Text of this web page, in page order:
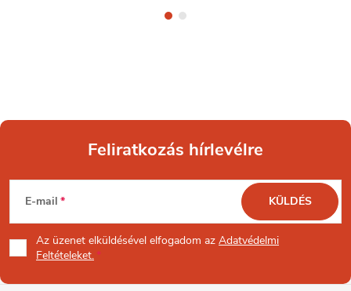
L
á
b
Feliratkozás hírlevélre
E-mail
Az üzenet elküldésével elfogadom az Adatvédelmi
Feltételeket.
KÜLDÉS